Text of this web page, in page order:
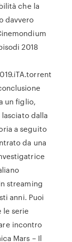
che la
davvero
2018
un figlio,
dalla
a seguito
da una
streaming
anni. Puoi
le serie
incontro
Mars – Il